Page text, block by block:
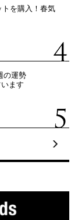
を購入！春気
の運勢
ます